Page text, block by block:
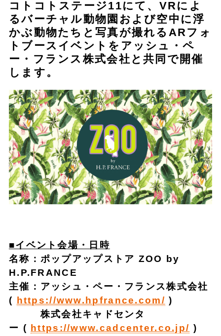
コトコトステージ11にて、VRによ
るバーチャル動物園および空中に浮
かぶ動物たちと写真が撮れるARフォ
トブースイベントをアッシュ・ペ
ー・フランス株式会社と共同で開催
します。
■イベント会場・日時
名称：ポップアップストア ZOO by
H.P.FRANCE
主催：アッシュ・ペー・フランス株式会社
(
https://www.hpfrance.com/ )
株式会社キャドセンタ
ー ( https://www.cadcenter.co.jp/ )